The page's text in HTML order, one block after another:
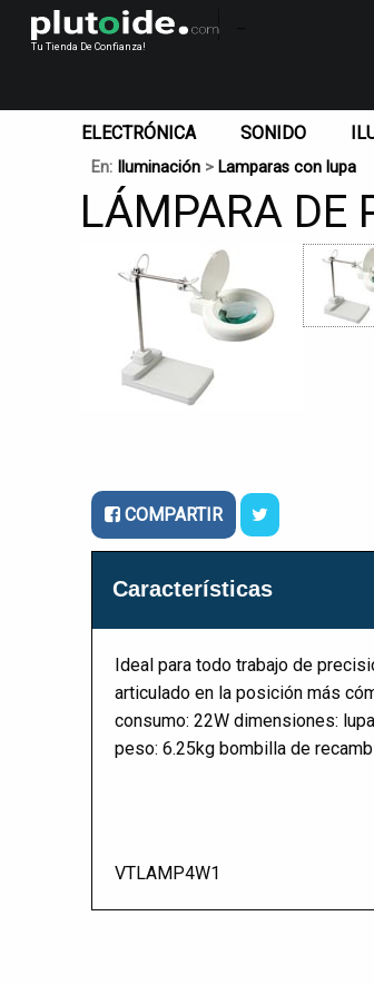
Tu Tienda De Confianza!
ELECTRÓNICA SONIDO
En: Iluminación > Lamparas con lupa
LÁMPARA DE
COMPARTIR
Características
Ideal para todo trabajo de
articulado en la posición más
consumo: 22W dimensiones:
peso: 6.25kg bombilla de
VTLAMP4W1